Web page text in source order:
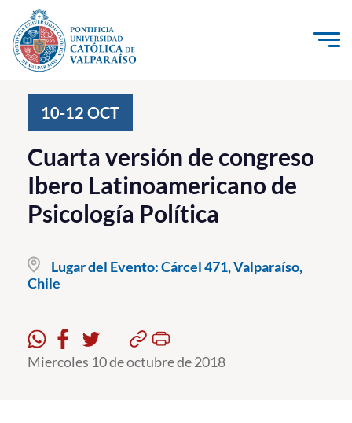
Click acá para ir directamente al contenido
Investigación, Creación e Innovación
PUCV Internacional
Vinculación con el Medio
Pregrado
Formación Continua
10-12 OCT
Cuarta versión de congreso
Ibero Latinoamericano de
Psicología Política
Lugar del Evento:Cárcel 471, Valparaíso,
Chile
Miercoles 10 de octubre de 2018